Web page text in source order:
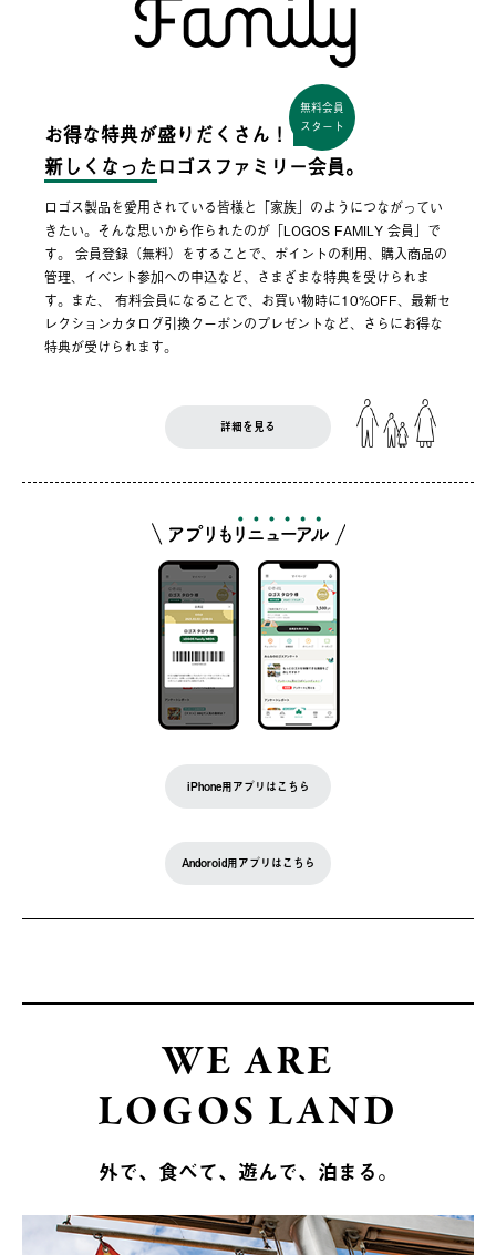
お得な特典が盛りだくさん！
無料会員
スタート
新しくなった ロゴスファミリー会員。
ロゴス製品を愛用されている皆様と「家族」のようにつながってい
きたい。そんな思いから作られたのが「LOGOS FAMILY 会員」で
す。 会員登録（無料）をすることで、ポイントの利用、購入商品の
管理、イベント参加への申込など、さまざまな特典を受けられま
す。また、 有料会員になることで、お買い物時に10%OFF、最新セ
レクションカタログ引換クーポンのプレゼントなど、さらにお得な
特典が受けられます。
詳細を見る
iPhone用アプリはこちら
Andoroid用アプリはこちら
WE ARE
LOGOS LAND
外で、食べて、遊んで、泊まる。